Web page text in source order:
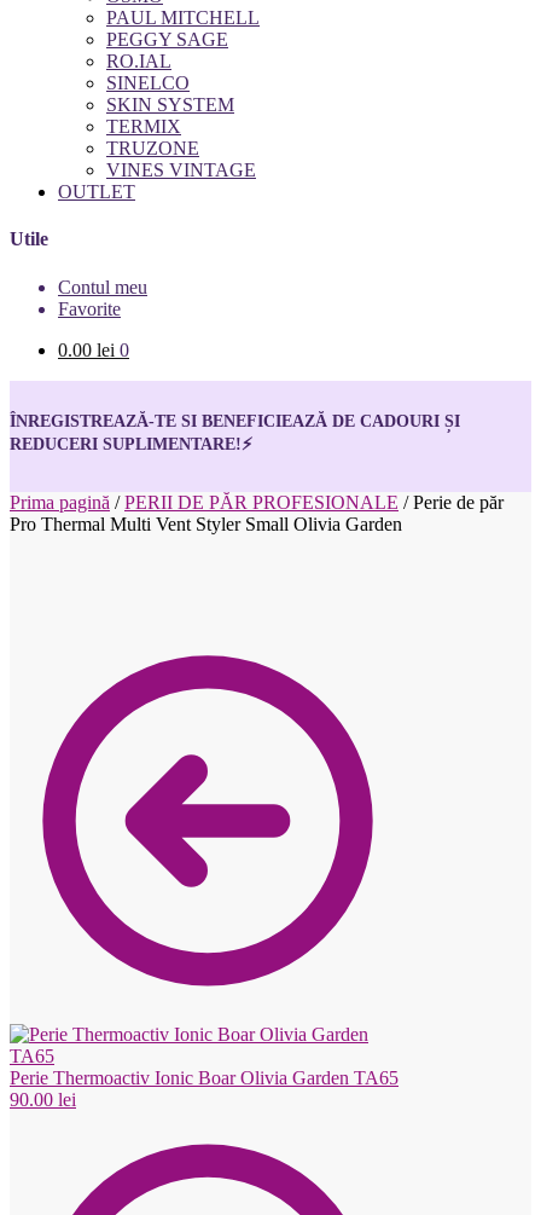
PAUL MITCHELL
PEGGY SAGE
RO.IAL
SINELCO
SKIN SYSTEM
TERMIX
TRUZONE
VINES VINTAGE
OUTLET
Utile
Contul meu
Favorite
0.00 lei 0
ÎNREGISTREAZĂ-TE SI BENEFICIEAZĂ DE CADOURI ȘI
REDUCERI SUPLIMENTARE!⚡
Prima pagină /PERII DE PĂR PROFESIONALE /Perie de păr
Pro Thermal Multi Vent Styler Small Olivia Garden
Perie Thermoactiv Ionic Boar Olivia Garden TA65
90.00 lei